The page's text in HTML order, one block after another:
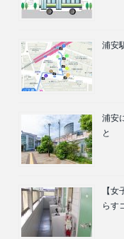
浦安
浦安
と
【
らす